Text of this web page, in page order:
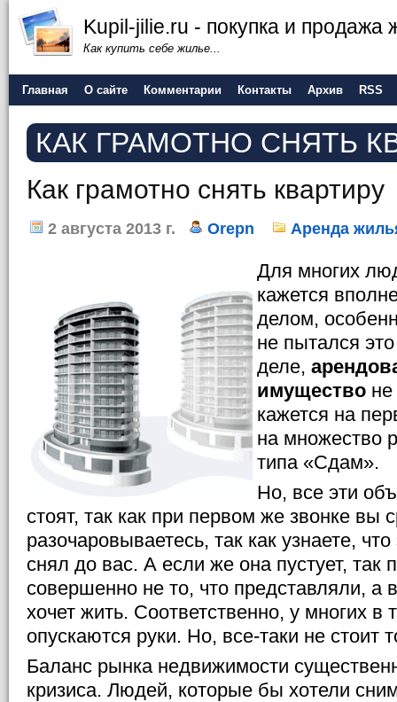
Kupil-jilie.ru - покупка и продажа
Как купить себе жилье...
Главная О сайте Комментарии Контакты Архив RSS
КАК ГРАМОТНО СНЯТЬ
Как грамотно снять квартиру
2 августа 2013 г. Orepn Аренда
Для многих
кажется
делом,
не пытался
деле,
имущество не
кажется на
на множество
типа «Сдам».
Но, все эти
стоят, так как при первом же звонке вы
разочаровываетесь, так как узнаете,
снял до вас. А если же она пустует, так
совершенно не то, что представляли, а
хочет жить. Соответственно, у многих в
опускаются руки. Но, все-таки не стоит
Баланс рынка недвижимости
кризиса. Людей, которые бы хотели